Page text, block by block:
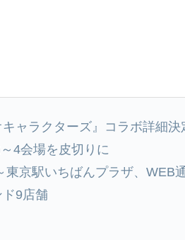
ャラクターズ』コラボ詳細決
4会場を皮切りに
東京駅いちばんプラザ、WEB
9店舗